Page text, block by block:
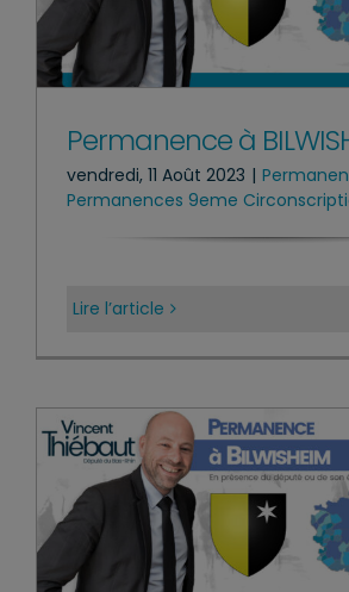
Permanence à
vendredi, 11 Août 2023 |
Permanences 9eme
Lire l’article